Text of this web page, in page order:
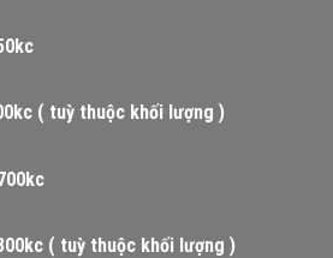
( tuỳ thuộc khối lượng )
( tuỳ thuộc khối lượng )